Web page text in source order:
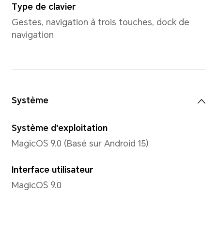
Format d'image
20.1:9
16,7 millions de couleurs,
*L'écran prend en charge 1,07
Type